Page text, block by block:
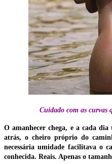
Cuidado com as curvas
O amanhecer chega, e a cada
atrás, o cheiro próprio do
necessária umidade facilitava o
conhecida. Reais. Apenas o